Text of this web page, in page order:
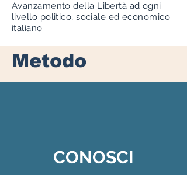
Avanzamento della Libertà ad ogni
livello politico, sociale ed economico
italiano
Metodo
CONOSCI